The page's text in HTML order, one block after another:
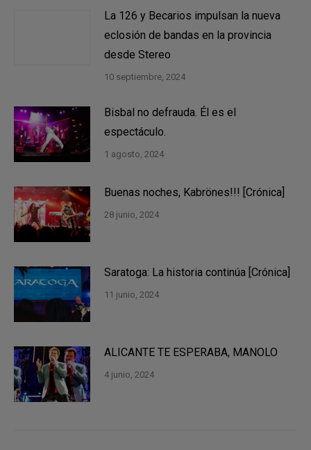
La 126 y Becarios impulsan la nueva
eclosión de bandas en la provincia
desde Stereo
10 septiembre, 2024
Bisbal no defrauda. Él es el
espectáculo.
1 agosto, 2024
Buenas noches, Kabrönes!!! [Crónica]
28 junio, 2024
Saratoga: La historia continúa [Crónica]
11 junio, 2024
ALICANTE TE ESPERABA, MANOLO
4 junio, 2024